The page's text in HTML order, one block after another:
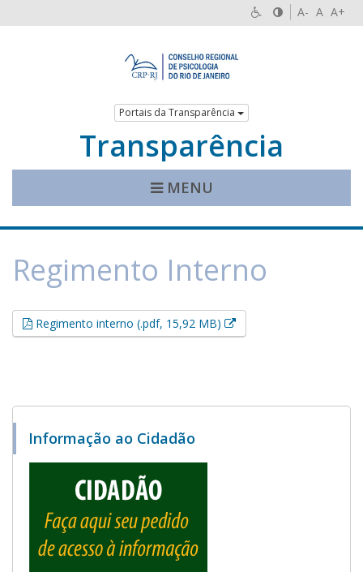
A- A A+
Portais da Transparência
Transparência
MENU
Regimento Interno
Regimento interno (.pdf, 15,92 MB) Esse link abrirá em
Informação ao Cidadão